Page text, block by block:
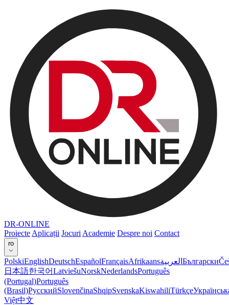
DR-ONLINE
Proiecte Aplicații Jocuri Academie Despre noi Contact
ro
PolskiEnglishDeutschEspañolFrançaisAfrikaansالعربية Български
日本語한국어LatviešuNorskNederlandsPortuguês
(Portugal)Português
(Brasil)РусскийSlovenčinaShqipSvenskaKiswahiliTürkçe
Việt中文